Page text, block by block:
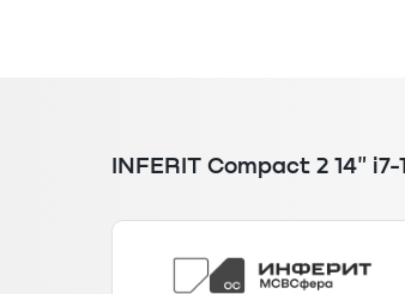
INFERIT Compact 2 14" i7-